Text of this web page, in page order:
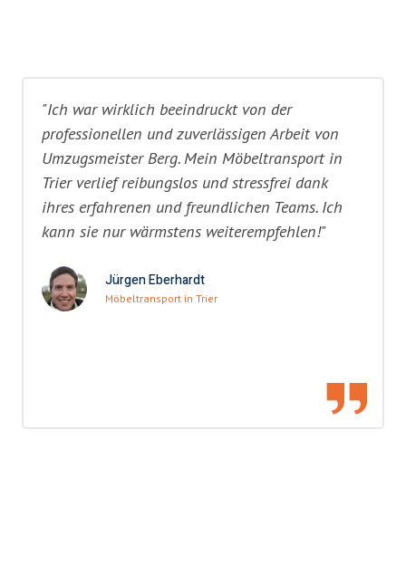
"Ich war wirklich beeindruckt von der
professionellen und zuverlässigen Arbeit von
Umzugsmeister Berg. Mein Möbeltransport in
Trier verlief reibungslos und stressfrei dank
ihres erfahrenen und freundlichen Teams. Ich
kann sie nur wärmstens weiterempfehlen!"
Jürgen Eberhardt
Möbeltransport in Trier